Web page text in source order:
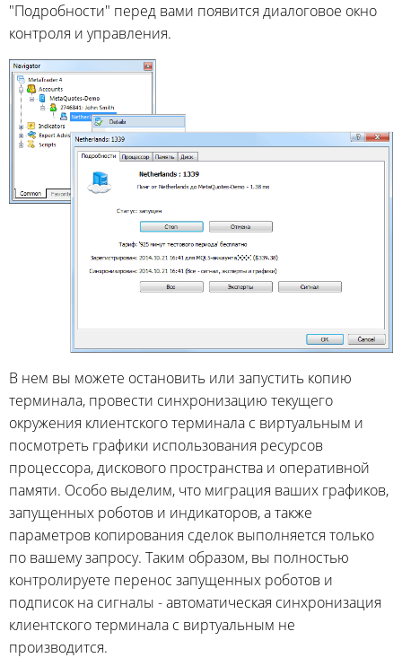
"Подробности" перед вами появится диалоговое окно
контроля и управления.
В нем вы можете остановить или запустить копию
терминала, провести синхронизацию текущего
окружения клиентского терминала с виртуальным и
посмотреть графики использования ресурсов
процессора, дискового пространства и оперативной
памяти. Особо выделим, что миграция ваших графиков,
запущенных роботов и индикаторов, а также
параметров копирования сделок выполняется только
по вашему запросу. Таким образом, вы полностью
контролируете перенос запущенных роботов и
подписок на сигналы - автоматическая синхронизация
клиентского терминала с виртуальным не
производится.